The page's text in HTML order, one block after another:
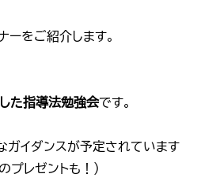
ーをご紹介します。
した指導法勉強会です。
ガイダンスが予定されています
プレゼントも！）